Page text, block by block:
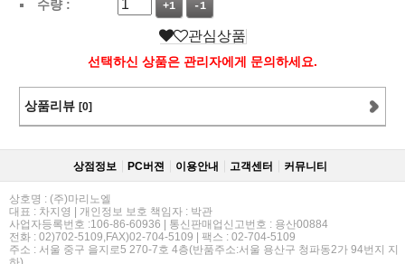
수량 :
+1 -1
관심상품
선택하신 상품은 관리자에게 문의하세요.
상품리뷰 [0]
상점정보 PC버젼 이용안내 고객센터 커뮤니티
상호명 : (주)마리노엘
대표 : 차지영 | 개인정보 보호 책임자 : 박관
사업자등록번호 :106-86-60936 | 통신판매업신고번호 : 용산00884
전화 : 02)702-5109,FAX)02-704-5109 | 팩스 : 02-704-5109
주소 : 서울 중구 을지로5 270-7호 4층(반품주소:서울 용산구 청파동2가 94번지 지